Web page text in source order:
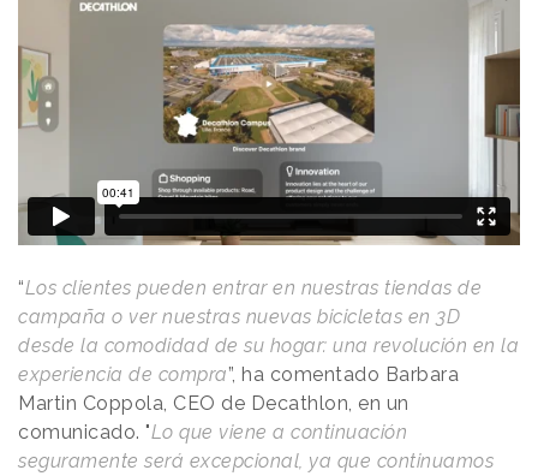
“Los clientes pueden entrar en nuestras tiendas de
campaña o ver nuestras nuevas bicicletas en 3D
desde la comodidad de su hogar: una revolución en la
experiencia de compra”, ha comentado Barbara
Martin Coppola, CEO de Decathlon, en un
comunicado. "Lo que viene a continuación
seguramente será excepcional, ya que continuamos